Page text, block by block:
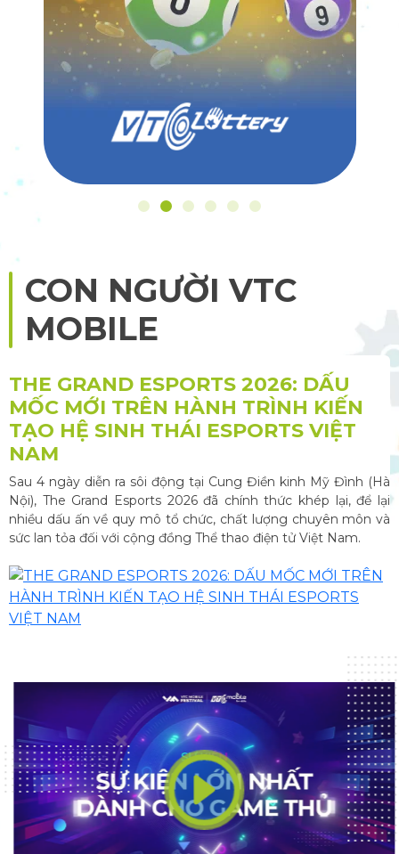
CON NGƯỜI VTC
MOBILE
THE GRAND ESPORTS 2026: DẤU
MỐC MỚI TRÊN HÀNH TRÌNH KIẾN
TẠO HỆ SINH THÁI ESPORTS VIỆT
NAM
Sau 4 ngày diễn ra sôi động tại Cung Điền kinh Mỹ Đình (Hà
Nội), The Grand Esports 2026 đã chính thức khép lại, để lại
nhiều dấu ấn về quy mô tổ chức, chất lượng chuyên môn và
sức lan tỏa đối với cộng đồng Thể thao điện tử Việt Nam.